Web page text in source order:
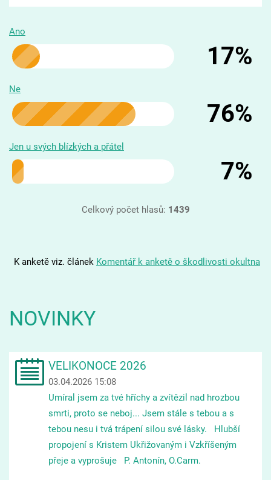
Ano
17%
Ne
76%
Jen u svých blízkých a přátel
7%
Celkový počet hlasů: 1439
K anketě viz. článek Komentář k anketě o škodlivosti okultna
NOVINKY
VELIKONOCE 2026
03.04.2026 15:08
Umíral jsem za tvé hříchy a zvítězil nad hrozbou
smrti, proto se neboj... Jsem stále s tebou a s
tebou nesu i tvá trápení silou své lásky. Hlubší
propojení s Kristem Ukřižovaným i Vzkříšeným
přeje a vyprošuje P. Antonín, O.Carm.